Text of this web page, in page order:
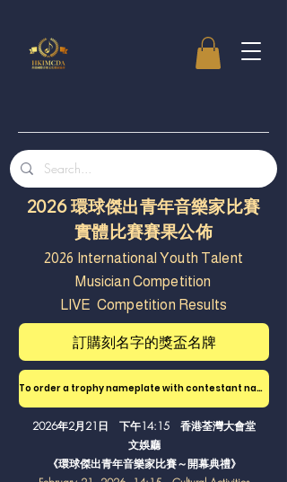
2026 環球傑出青年音樂家比賽
實體比賽賽果公佈
2026 International Youth Talent
Musician Competition
​LIVE Competition Results
訂購刻名字的獎盃名牌
To order a trophy nameplate with contestant name
2026年2月21日 下午14:15 香港荃灣大會堂
文娛廳
《環球傑出青年音樂家比賽～開幕典禮》